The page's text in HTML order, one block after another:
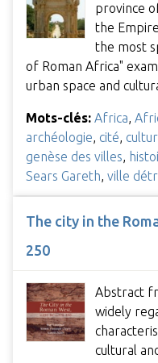
province
the
the most
of Roman Africa"
urban space and
Mots-clés: Africa,
archéologie, cité,
genèse des villes,
Sears Gareth, ville
The city in the
250
Abstract
widely
cultural